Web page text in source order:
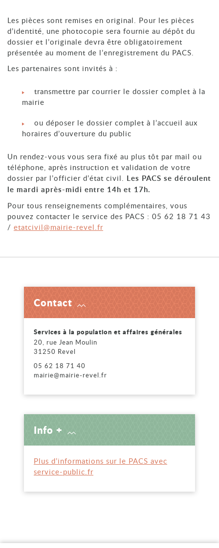
Les pièces sont remises en original. Pour les pièces
d’identité, une photocopie sera fournie au dépôt du
dossier et l’originale devra être obligatoirement
présentée au moment de l’enregistrement du PACS.
Les partenaires sont invités à :
transmettre par courrier le dossier complet à la
mairie
ou déposer le dossier complet à l’accueil aux
horaires d’ouverture du public
Un rendez-vous vous sera fixé au plus tôt par mail ou
téléphone, après instruction et validation de votre
dossier par l’officier d’état civil. Les PACS se déroulent
le mardi après-midi entre 14h et 17h.
Pour tous renseignements complémentaires, vous
pouvez contacter le service des PACS : 05 62 18 71 43
/ etatcivil@mairie-revel.fr
Contact
Services à la population et affaires générales
20, rue Jean Moulin
31250 Revel
05 62 18 71 40
mairie@mairie-revel.fr
Info +
Plus d’informations sur le PACS avec
service-public.fr